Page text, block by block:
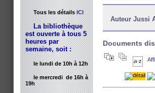
Auteur Jussi
Documents
Tous les détailsICI
La bibliothèque
est ouverte à tous 5
heures par
semaine, soit :
le lundi de 10h à 12h
le mercredi de 16h à
19h